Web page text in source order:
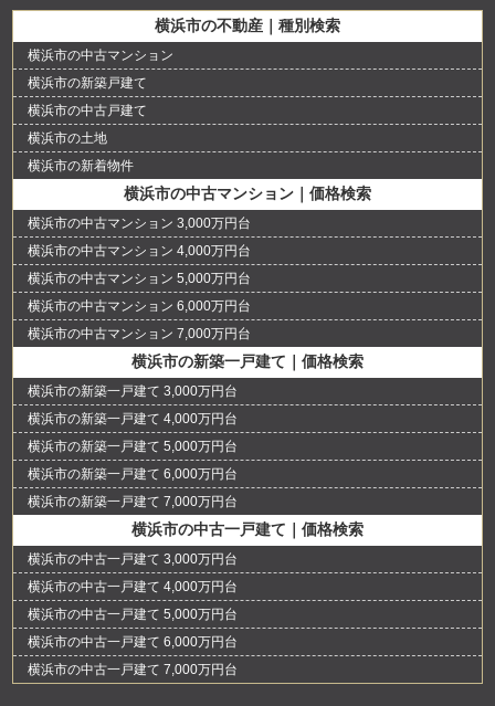
横浜市の不動産｜種別検索
横浜市の中古マンション
横浜市の新築戸建て
横浜市の中古戸建て
横浜市の土地
横浜市の新着物件
横浜市の中古マンション｜価格検索
横浜市の中古マンション 3,000万円台
横浜市の中古マンション 4,000万円台
横浜市の中古マンション 5,000万円台
横浜市の中古マンション 6,000万円台
横浜市の中古マンション 7,000万円台
横浜市の新築一戸建て｜価格検索
横浜市の新築一戸建て 3,000万円台
横浜市の新築一戸建て 4,000万円台
横浜市の新築一戸建て 5,000万円台
横浜市の新築一戸建て 6,000万円台
横浜市の新築一戸建て 7,000万円台
横浜市の中古一戸建て｜価格検索
横浜市の中古一戸建て 3,000万円台
横浜市の中古一戸建て 4,000万円台
横浜市の中古一戸建て 5,000万円台
横浜市の中古一戸建て 6,000万円台
横浜市の中古一戸建て 7,000万円台